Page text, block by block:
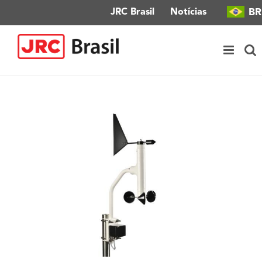
conteúdo
JRC Brasil Notícias BR